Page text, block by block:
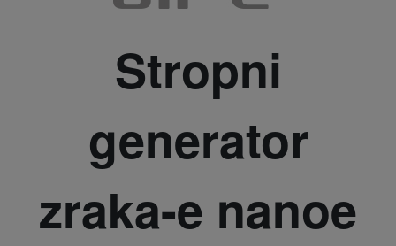
Stropni
generator
zraka-e nanoe